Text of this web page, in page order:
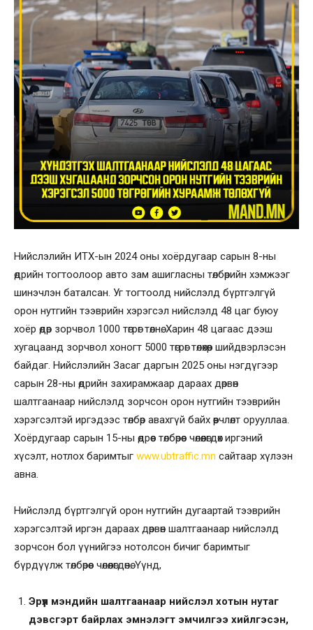
Нийслэлийн ИТХ-ын 2024 оны хоёрдугаар сарын 8-ны
өдрийн тогтоолоор авто зам ашигласны төлбөрийн хэмжээг
шинэчлэн баталсан. Уг тогтоолд нийслэлд бүртгэлгүй
орон нутгийн тээврийн хэрэгсэл нийслэлд 48 цаг буюу
хоёр өдөр зорчвол 1000 төгрөг төлнө. Харин 48 цагаас дээш
хугацаанд зорчвол хоногт 5000 төгрөг төлөхөөр шийдвэрлэсэн
байдаг. Нийслэлийн Засаг даргын 2025 оны нэгдүгээр
сарын 28-ны өдрийн захирамжаар дараах дөрвөн
шалтгаанаар нийслэлд зорчсон орон нутгийн тээврийн
хэрэгсэлтэй иргэдээс төлбөр авахгүй байх өөрчлөлт орууллаа.
Хоёрдугаар сарын 15-ны өдрөөс төлбөрөөс чөлөөлөгдөх иргэний
хүсэлт, нотлох баримтыг www.ubtraffic.mn сайтаар хүлээн
авна.
Нийслэлд бүртгэлгүй орон нутгийн дугаартай тээврийн
хэрэгсэлтэй иргэн дараах дөрвөн шалтгаанаар нийслэлд
зорчсон бол үүнийгээ нотолсон бичиг баримтыг
бүрдүүлж төлбөрөөс чөлөөлөгдөнө. Үүнд,
Эрүүл мэндийн шалтгаанаар нийслэл хотын нутаг
дэвсгэрт байрлах эмнэлэгт эмчилгээ хийлгэсэн,